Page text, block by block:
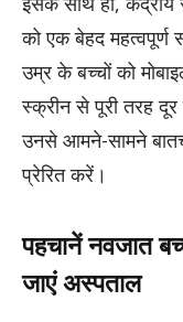
को एक बेहद
उम्र के बच्चों को
स्क्रीन से पूरी तरह
उनसे आमने-सामने
प्रेरित करें।
पहचानें नवजात
जाएं अस्पताल